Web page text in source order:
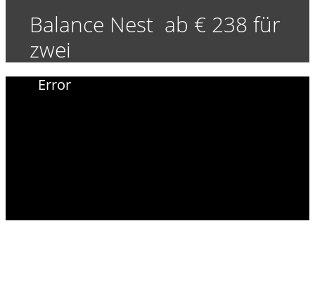
Balance Nest ab € 238 für
zwei
Error